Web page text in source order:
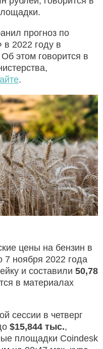
прогноз по
2022 году в
Об этом говорится в
.
цены на бензин в
7 ноября 2022 года
и составили 50,78
в материалах
сессии в четверг
$15,844 тыс.,
площадки Coindesk